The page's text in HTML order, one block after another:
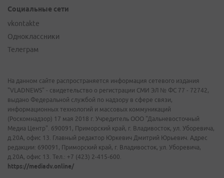
Социальные сети
vkontakte
Одноклассники
Телеграм
На данном сайте распространяется информация сетевого издания
"VLADNEWS" - свидетельство о регистрации СМИ ЭЛ № ФС 77 - 72742,
выдано Федеральной службой по надзору в сфере связи,
информационных технологий и массовых коммуникаций
(Роскомнадзор) 17 мая 2018 г. Учредитель ООО "Дальневосточный
Медиа Центр". 690091, Приморский край, г. Владивосток, ул. Уборевича,
д.20А, офис 13. Главный редактор Юркевич Дмитрий Юрьевич. Адрес
редакции: 690091, Приморский край, г. Владивосток, ул. Уборевича,
д.20А, офис 13. Тел.: +7 (423) 2-415-600.
https://mediadv.online/